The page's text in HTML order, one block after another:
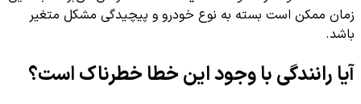
زمان ممکن است بسته به نوع خودرو و پیچیدگی مشکل متغیر
باشد.
آیا رانندگی با وجود این خطا خطرناک است؟